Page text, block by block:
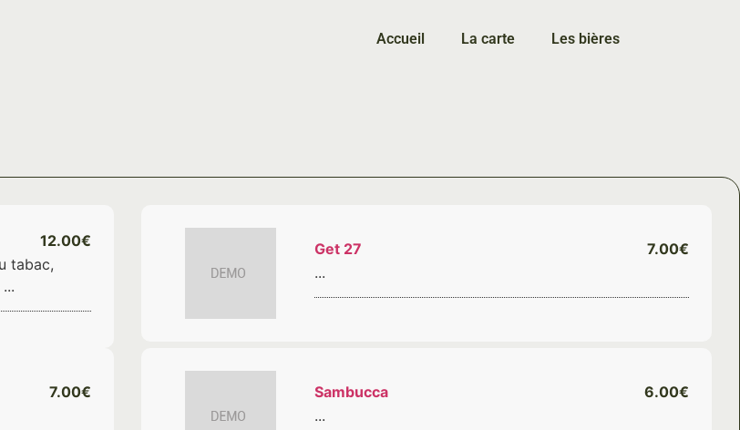
Accueil La carte Les bières
12.00€
tabac,
Get 27
7.00€
...
7.00€
Sambucca
6.00€
...